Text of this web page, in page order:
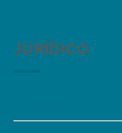
JURÍDICO